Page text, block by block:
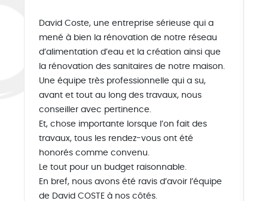
David Coste, une entreprise sérieuse qui a
mené à bien la rénovation de notre réseau
d’alimentation d’eau et la création ainsi que
la rénovation des sanitaires de notre maison.
Une équipe très professionnelle qui a su,
avant et tout au long des travaux, nous
conseiller avec pertinence.
Et, chose importante lorsque l’on fait des
travaux, tous les rendez-vous ont été
honorés comme convenu.
Le tout pour un budget raisonnable.
En bref, nous avons été ravis d’avoir l’équipe
de David COSTE à nos côtés.